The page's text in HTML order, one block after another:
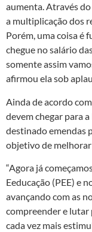
aumenta. Através
a multiplicação dos
Porém, uma coisa é
chegue no salário
somente assim
afirmou ela sob
Ainda de acordo
devem chegar para
destinado emendas
objetivo de melhorar
“Agora já
Eeducação (PEE) e
avançando com as
compreender e lutar
cada vez mais